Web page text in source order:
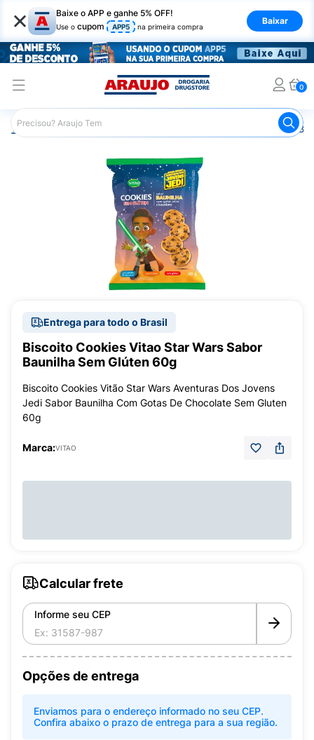
× Baixe o APP e ganhe 5% OFF!
Use o cupom APP5 na primeira compra
Baixar
0
Araujo Mercado Cookies
Entrega para todo o Brasil
Biscoito Cookies Vitao Star Wars Sabor
Baunilha Sem Glúten 60g
Biscoito Cookies Vitão Star Wars Aventuras Dos Jovens
Jedi Sabor Baunilha Com Gotas De Chocolate Sem Gluten
60g
Marca:VITAO
Calcular frete
Informe seu CEP
Opções de entrega
Enviamos para o endereço informado no seu CEP.
Confira abaixo o prazo de entrega para a sua região.